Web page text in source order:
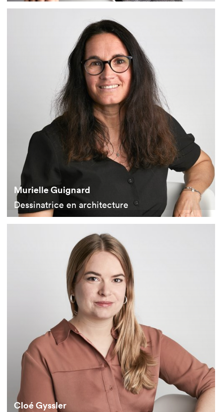
Murielle Guignard
Dessinatrice en architecture
Cloé Gyssler